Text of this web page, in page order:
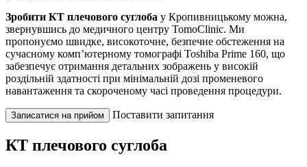
Зробити КТ плечового суглоба у Кропивницькому можна,
звернувшись до медичного центру TomoClinic. Ми
пропонуємо швидке, високоточне, безпечне обстеження на
сучасному комп’ютерному томографі Toshiba Prime 160, що
забезпечує отримання детальних зображень у високій
роздільній здатності при мінімальній дозі променевого
навантаження та скороченому часі проведення процедури.
Записатися на прийом Поставити запитання
КТ плечового суглоба